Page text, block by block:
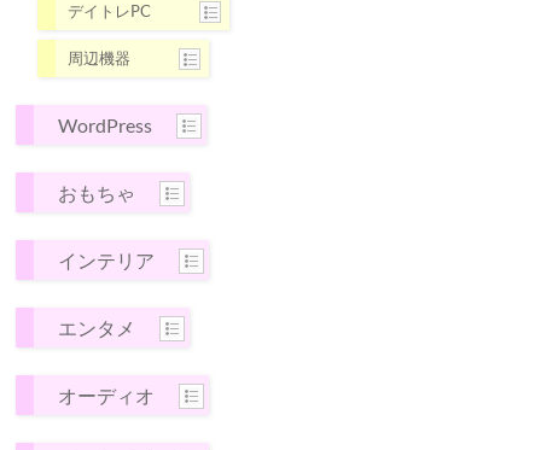
デイトレPC
周辺機器
WordPress
おもちゃ
インテリア
エンタメ
オーディオ